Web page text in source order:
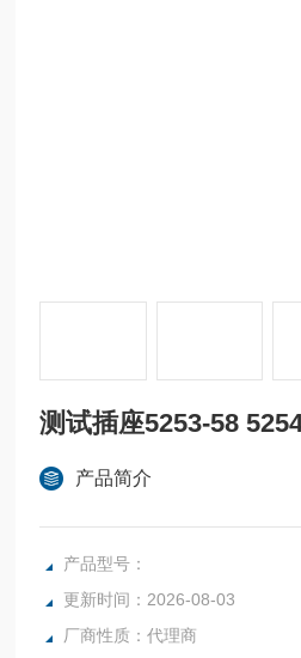
测试插座5253-58
产品简介
产品型号：
更新时间：2026-08-03
厂商性质：代理商